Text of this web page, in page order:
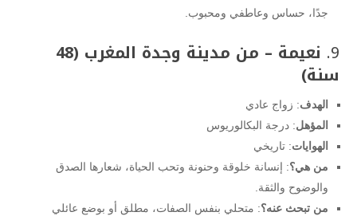
جدًا، حساس وعاطفي ومحبوب.
9. نعيمة – من مدينة وجدة المغرب (48
سنة)
الهدف: زواج عادي
المؤهل: درجة البكالوريوس
الهوايات: تاريخي
من هي؟: إنسانة خلوقة وحنونة وتحب الحياة، شعارها الصدق
والوضوح والثقة.
من تبحث عنه؟: متحلي بنفس الصفات، مطلق أو بوضع عائلي